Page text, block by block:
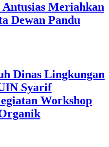
Meriahkan
Dewan Pandu
Dinas Lingkungan
Syarif
Workshop